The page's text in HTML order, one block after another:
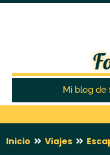
Mi blog de
Inicio Viajes